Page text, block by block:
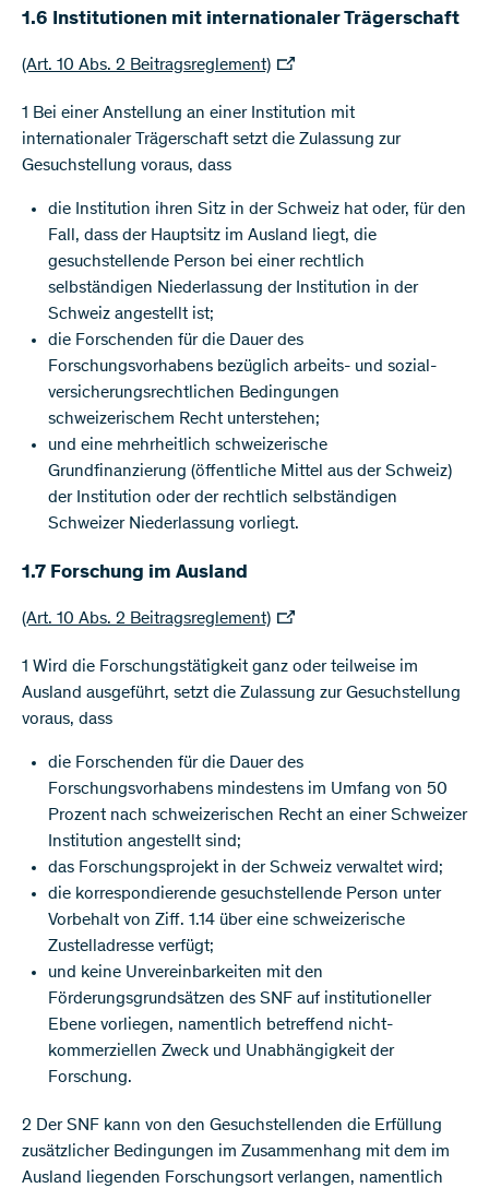
1.6 Institutionen mit internationaler Trägerschaft
(Art. 10 Abs. 2 Beitragsreglement)
1 Bei einer Anstellung an einer Institution mit
internationaler Trägerschaft setzt die Zulassung zur
Gesuchstellung voraus, dass
die Institution ihren Sitz in der Schweiz hat oder, für den
Fall, dass der Hauptsitz im Ausland liegt, die
gesuchstellende Person bei einer rechtlich
selbständigen Niederlassung der Institution in der
Schweiz angestellt ist;
die Forschenden für die Dauer des
Forschungsvorhabens bezüglich arbeits- und sozial-
versicherungsrechtlichen Bedingungen
schweizerischem Recht unterstehen;
und eine mehrheitlich schweizerische
Grundfinanzierung (öffentliche Mittel aus der Schweiz)
der Institution oder der rechtlich selbständigen
Schweizer Niederlassung vorliegt.
1.7 Forschung im Ausland
(Art. 10 Abs. 2 Beitragsreglement)
1 Wird die Forschungstätigkeit ganz oder teilweise im
Ausland ausgeführt, setzt die Zulassung zur Gesuchstellung
voraus, dass
die Forschenden für die Dauer des
Forschungsvorhabens mindestens im Umfang von 50
Prozent nach schweizerischen Recht an einer Schweizer
Institution angestellt sind;
das Forschungsprojekt in der Schweiz verwaltet wird;
die korrespondierende gesuchstellende Person unter
Vorbehalt von Ziff. 1.14 über eine schweizerische
Zustelladresse verfügt;
und keine Unvereinbarkeiten mit den
Förderungsgrundsätzen des SNF auf institutioneller
Ebene vorliegen, namentlich betreffend nicht-
kommerziellen Zweck und Unabhängigkeit der
Forschung.
2 Der SNF kann von den Gesuchstellenden die Erfüllung
zusätzlicher Bedingungen im Zusammenhang mit dem im
Ausland liegenden Forschungsort verlangen, namentlich